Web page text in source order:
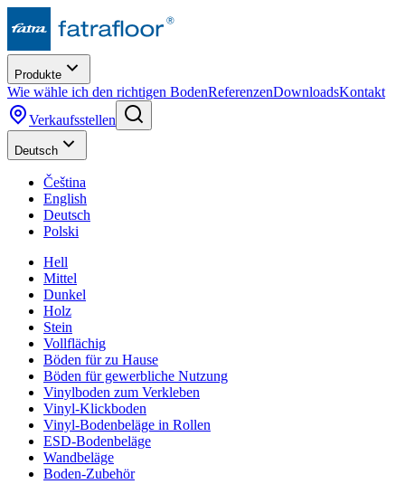
Produkte
Wie wähle ich den richtigen BodenReferenzenDownloadsKontakt
Verkaufsstellen
Deutsch
Čeština
English
Deutsch
Polski
Hell
Mittel
Dunkel
Holz
Stein
Vollflächig
Böden für zu Hause
Böden für gewerbliche Nutzung
Vinylboden zum Verkleben
Vinyl-Klickboden
Vinyl-Bodenbeläge in Rollen
ESD-Bodenbeläge
Wandbeläge
Boden-Zubehör